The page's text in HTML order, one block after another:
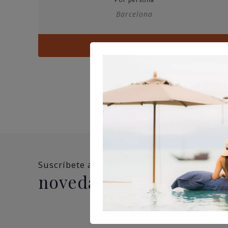
hasta
Barcelona
Ver
Suscríbete a nuestra newsletter y no te
novedades, ofertas y